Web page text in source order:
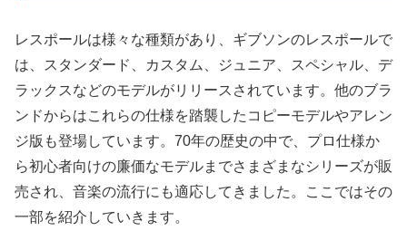
レスポールは様々な種類があり、ギブソンのレスポールで
は、スタンダード、カスタム、ジュニア、スペシャル、デ
ラックスなどのモデルがリリースされています。他のブラ
ンドからはこれらの仕様を踏襲したコピーモデルやアレン
ジ版も登場しています。70年の歴史の中で、プロ仕様か
ら初心者向けの廉価なモデルまでさまざまなシリーズが販
売され、音楽の流行にも適応してきました。ここではその
一部を紹介していきます。